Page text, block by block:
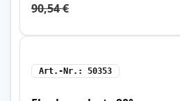
90,54 €
Art.-Nr. 50353